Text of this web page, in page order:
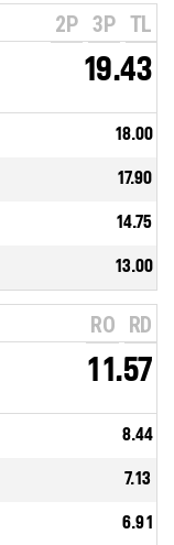
2P 3P TL
19.43
18.00
17.90
14.75
13.00
RO RD
11.57
8.44
7.13
6.91